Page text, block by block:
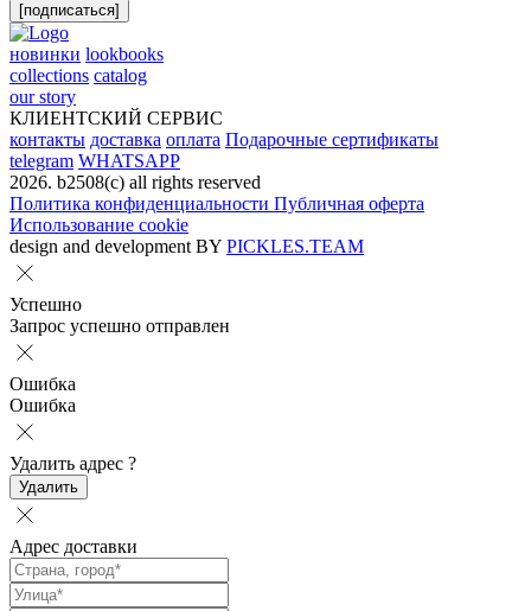
[подписаться]
новинки lookbooks
collections catalog
our story
КЛИЕНТСКИЙ СЕРВИС
контакты доставка оплата Подарочные сертификаты
telegram WHATSAPP
2026. b2508(с) all rights reserved
Политика конфиденциальности Публичная оферта
Использование cookie
design and development BY PICKLES.TEAM
Успешно
Запрос успешно отправлен
Ошибка
Ошибка
Удалить адрес ?
Удалить
Адрес доставки